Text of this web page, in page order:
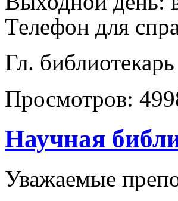
Телефон для
Гл.
Просмотров:
Научная
Уважаемые